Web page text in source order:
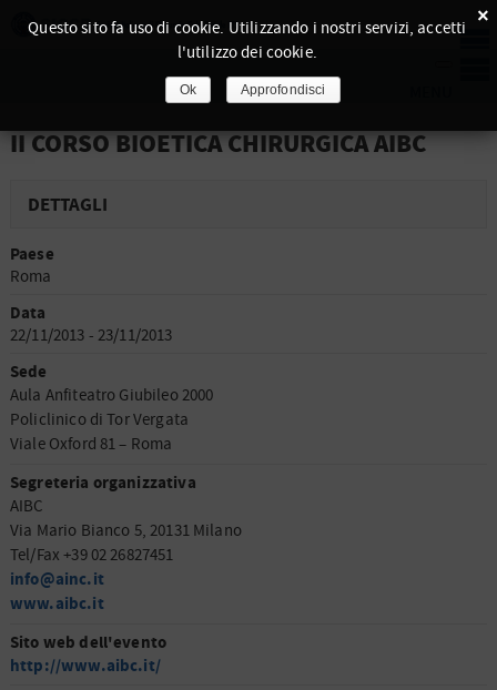
II CORSO BIOETICA CHIRURGICA AIBC
DETTAGLI
Paese
Roma
Data
22/11/2013 - 23/11/2013
Sede
Aula Anfiteatro Giubileo 2000
Policlinico di Tor Vergata
Viale Oxford 81 – Roma
Segreteria organizzativa
AIBC
Via Mario Bianco 5, 20131 Milano
Tel/Fax +39 02 26827451
info@ainc.it
www.aibc.it
Sito web dell'evento
http://www.aibc.it/
×
Questo sito fa uso di cookie. Utilizzando i nostri servizi, accetti
l'utilizzo dei cookie.
Ok Approfondisci